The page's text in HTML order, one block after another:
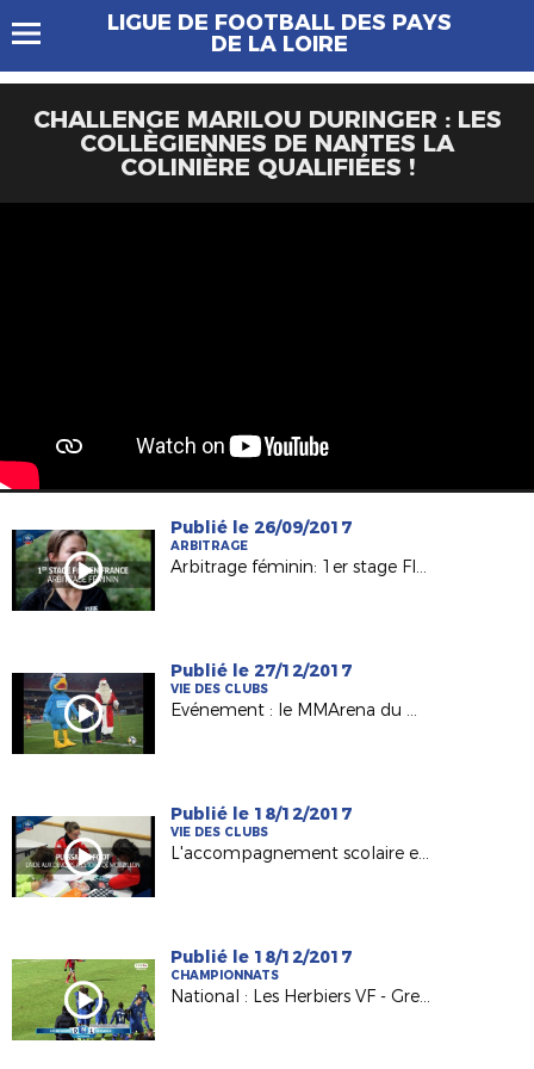
LIGUE DE FOOTBALL DES PAYS
DE LA LOIRE
CHALLENGE MARILOU DURINGER : LES
COLLÈGIENNES DE NANTES LA
COLINIÈRE QUALIFIÉES !
Publié le 26/09/2017
ARBITRAGE
Arbitrage féminin: 1er stage FIFA en France
Publié le 27/12/2017
VIE DES CLUBS
Evénement : le MMArena du Mans FC en mode Noël !
Publié le 18/12/2017
VIE DES CLUBS
L'accompagnement scolaire en lumière avec l'Etoile Mouzillonnaise
Publié le 18/12/2017
CHAMPIONNATS
National : Les Herbiers VF - Grenoble Foot 38 (0-1)